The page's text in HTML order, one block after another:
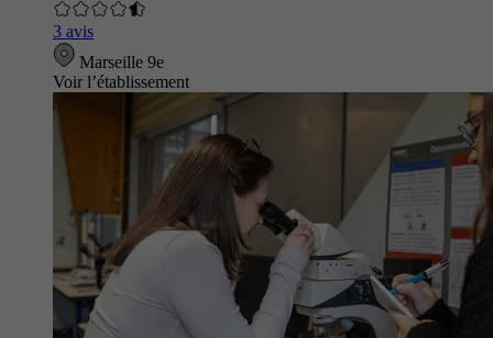
3 avis
Marseille 9e
Voir l’établissement